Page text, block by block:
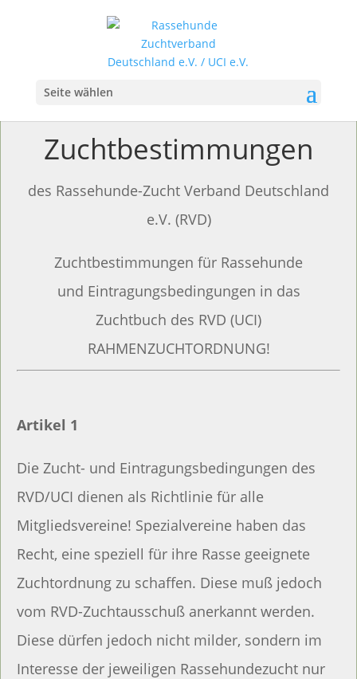
Seite wählen
Zucht­bestimm­ungen
des Rassehunde-Zucht Verband Deutschland
e.V. (RVD)
Zuchtbestimmungen für Rassehunde
und Eintragungsbedingungen in das
Zuchtbuch des RVD (UCI)
RAHMENZUCHTORDNUNG!
Artikel 1
Die Zucht- und Eintragungsbedingungen des
RVD/UCI dienen als Richtlinie für alle
Mitgliedsvereine! Spezialvereine haben das
Recht, eine speziell für ihre Rasse geeignete
Zuchtordnung zu schaffen. Diese muß jedoch
vom RVD-Zuchtausschuß anerkannt werden.
Diese dürfen jedoch nicht milder, sondern im
Interesse der jeweiligen Rassehundezucht nur